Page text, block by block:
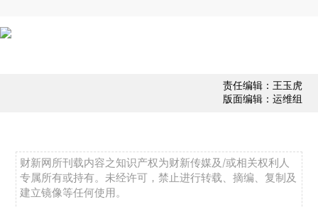
责任编辑：王玉虎
版面编辑：运维组
财新网所刊载内容之知识产权为财新传媒及/或相关权利人
专属所有或持有。未经许可，禁止进行转载、摘编、复制及
建立镜像等任何使用。